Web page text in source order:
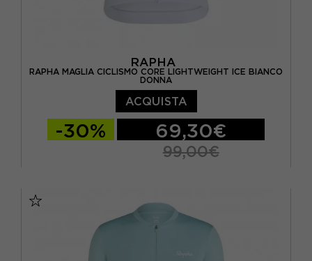
RAPHA
RAPHA MAGLIA CICLISMO CORE LIGHTWEIGHT ICE BIANCO
DONNA
ACQUISTA
-30% 69,30€
99,00€